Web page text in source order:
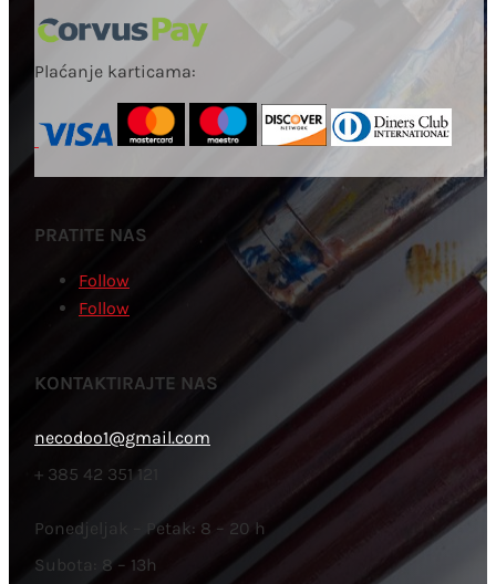
Plaćanje karticama:
PRATITE NAS
Follow
Follow
KONTAKTIRAJTE NAS
necodoo1@gmail.com
+ 385 42 351 121
Ponedjeljak – Petak: 8 – 20 h
Subota: 8 – 13h